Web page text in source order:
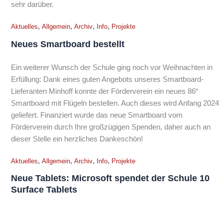
sehr darüber.
Aktuelles, Allgemein, Archiv, Info, Projekte
Neues Smartboard bestellt
Ein weiterer Wunsch der Schule ging noch vor Weihnachten in
Erfüllung: Dank eines guten Angebots unseres Smartboard-
Lieferanten Minhoff konnte der Förderverein ein neues 86“
Smartboard mit Flügeln bestellen. Auch dieses wird Anfang 2024
geliefert. Finanziert wurde das neue Smartboard vom
Förderverein durch Ihre großzügigen Spenden, daher auch an
dieser Stelle ein herzliches Dankeschön!
Aktuelles, Allgemein, Archiv, Info, Projekte
Neue Tablets: Microsoft spendet der Schule 10
Surface Tablets